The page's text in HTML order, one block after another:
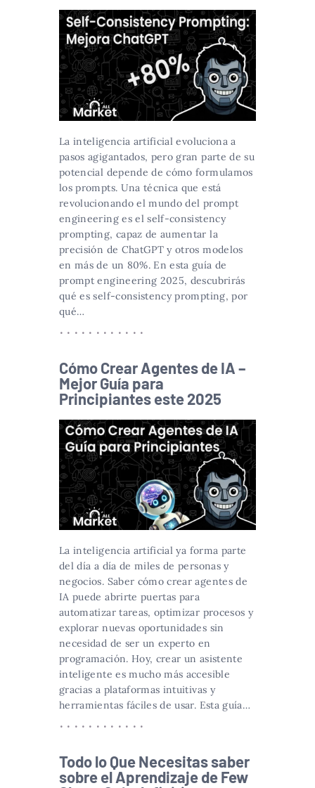
La inteligencia artificial evoluciona a
pasos agigantados, pero gran parte de su
potencial depende de cómo formulamos
los prompts. Una técnica que está
revolucionando el mundo del prompt
engineering es el self-consistency
prompting, capaz de aumentar la
precisión de ChatGPT y otros modelos
en más de un 80%. En esta guía de
prompt engineering 2025, descubrirás
qué es self-consistency prompting, por
qué…
Cómo Crear Agentes de IA –
Mejor Guía para
Principiantes este 2025
La inteligencia artificial ya forma parte
del día a día de miles de personas y
negocios. Saber cómo crear agentes de
IA puede abrirte puertas para
automatizar tareas, optimizar procesos y
explorar nuevas oportunidades sin
necesidad de ser un experto en
programación. Hoy, crear un asistente
inteligente es mucho más accesible
gracias a plataformas intuitivas y
herramientas fáciles de usar. Esta guía…
Todo lo Que Necesitas saber
sobre el Aprendizaje de Few